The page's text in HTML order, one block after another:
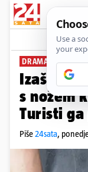
DRAMA U SPLITU
Izašao iz
s nožem
Turisti
Piše24sata,